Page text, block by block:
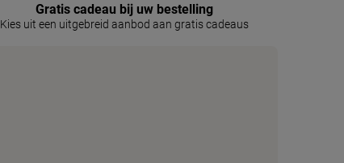
Gratis cadeau bij uw bestelling
Kies uit een uitgebreid aanbod aan gratis cadeaus